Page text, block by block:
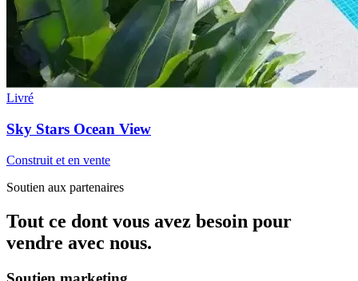
Livré
Sky Stars Ocean View
Construit et en vente
Soutien aux partenaires
Tout ce dont vous avez besoin pour
vendre avec nous.